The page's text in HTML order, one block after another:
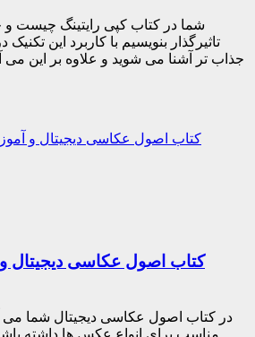
شما در کتاب کپی رایتینگ چیست
تاثیرگذار بنویسیم با کاربرد این
جذاب تر آشنا می شوید و علاوه بر این می
کتاب اصول عکاسی دیجیتال
در کتاب اصول عکاسی دیجیتال شما می
مناسب برای انواع عکس ها داشته